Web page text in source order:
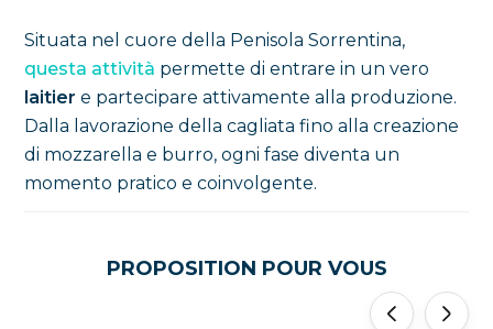
Situata nel cuore della Penisola Sorrentina,
questa attività permette di entrare in un vero
laitier e partecipare attivamente alla produzione.
Dalla lavorazione della cagliata fino alla creazione
di mozzarella e burro, ogni fase diventa un
momento pratico e coinvolgente.
PROPOSITION POUR VOUS
'